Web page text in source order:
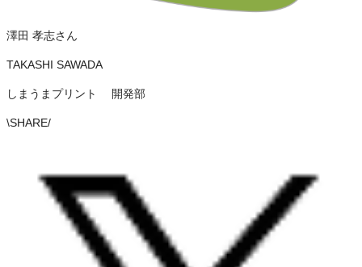
澤田 孝志さん
TAKASHI SAWADA
しまうまプリント 開発部
\SHARE/